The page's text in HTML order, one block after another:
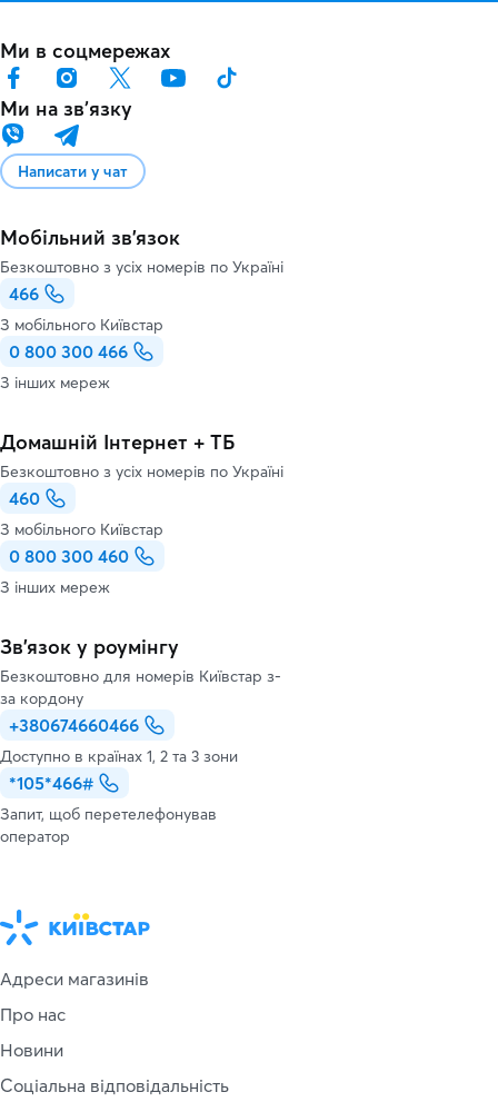
Ми в соцмережах
Ми на звʼязку
Написати у чат
Мобільний зв'язок
Безкоштовно з усіх номерів по Україні
466
З мобільного Київстар
0 800 300 466
З інших мереж
Домашній Інтернет + ТБ
Безкоштовно з усіх номерів по Україні
460
З мобільного Київстар
0 800 300 460
З інших мереж
Зв’язок у роумінгу
Безкоштовно для номерів Київстар з-
за кордону
+380674660466
Доступно в країнах 1, 2 та 3 зони
*105*466#
Запит, щоб перетелефонував
оператор
Адреси магазинів
Про нас
Новини
Соціальна відповідальність